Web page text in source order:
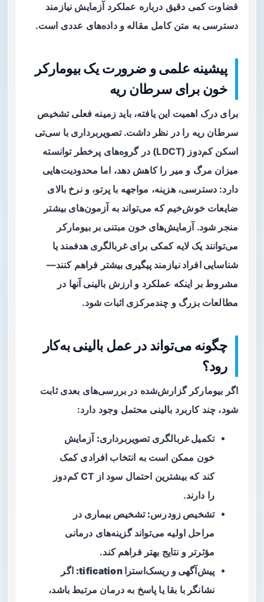
قضاوت کمی دقیق درباره عملکرد آزمایش نیازمند
دسترسی به متن کامل مقاله و داده‌های عددی است.
پیشینه علمی و ضرورت یک بیومارکر
خون برای سرطان ریه
برای درک اهمیت این یافته، باید زمینه فعلی تشخیص
سرطان ریه را در نظر داشت. تصویربرداری با سی‌تی
اسکن کم‌دوز (LDCT) در گروه‌های پرخطر توانسته
میزان مرگ و میر را کاهش دهد، اما محدودیت‌هایی
دارد: دسترسی، هزینه، مواجهه با پرتو، و نرخ بالای
ضایعات خوش‌خیم که می‌تواند به آزمون‌های بیشتر
منجر شود. آزمایش‌های خون مبتنی بر بیومارکر
می‌توانند یک لایه کمکی برایغربالگری هدفمند یا
شناسایی افراد نیازمند پیگیری بیشتر فراهم کنند—
مشروط بر اینکه عملکرد و ارزش بالینی آنها در
مطالعات بزرگ و چندمرکزی اثبات شود.
چگونه می‌تواند در عمل بالینی به‌کار
رود؟
اگر بیومارکر گزارش‌شده در بررسی‌های بعدی ثابت
شود، چند کاربرد بالینی محتمل وجود دارد:
تکمیل غربالگری تصویربرداری: آزمایش
خون ممکن است به انتخاب افرادی کمک
کند که بیشترین احتمال سود از CT کم‌دوز
را دارند.
تشخیص زودرس: تشخیص بیماری در
مراحل اولیه می‌تواند گزینه‌های درمانی
مؤثرتر و نتایج بهتر فراهم کند.
پیش‌آگهی و ریسک‌استرا tification:
اگر
نشانگر با بقا یا پاسخ به درمان مرتبط باشد،